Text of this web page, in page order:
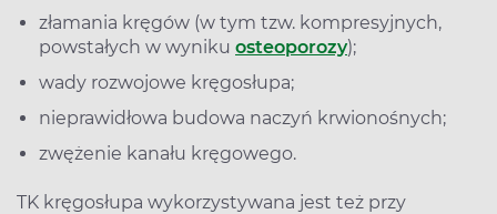
złamania kręgów (w tym tzw. kompresyjnych,
powstałych w wyniku osteoporozy);
wady rozwojowe kręgosłupa;
nieprawidłowa budowa naczyń krwionośnych;
zwężenie kanału kręgowego.
TK kręgosłupa wykorzystywana jest też przy